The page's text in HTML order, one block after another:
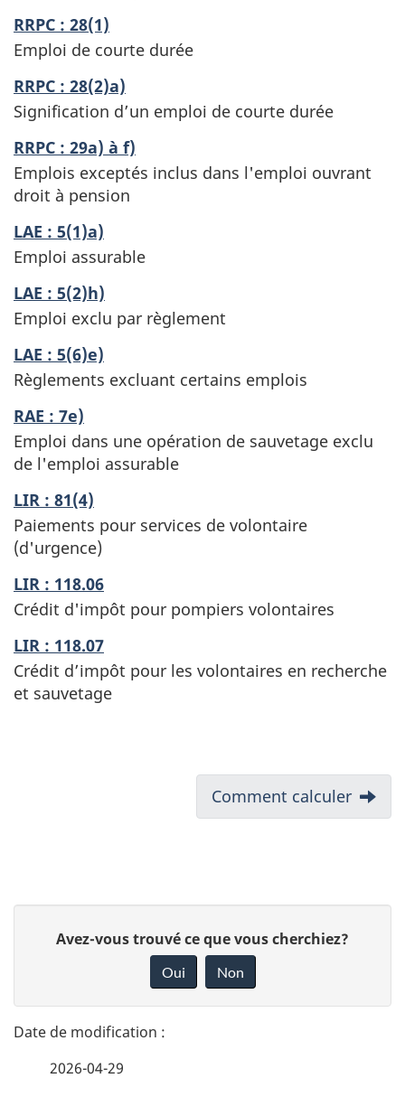
RRPC : 28(1)
Emploi de courte durée
RRPC : 28(2)a)
Signification d’un emploi de courte durée
RRPC : 29a) à f)
Emplois exceptés inclus dans l'emploi ouvrant
droit à pension
LAE : 5(1)a)
Emploi assurable
LAE : 5(2)h)
Emploi exclu par règlement
LAE : 5(6)e)
Règlements excluant certains emplois
RAE : 7e)
Emploi dans une opération de sauvetage exclu
de l'emploi assurable
LIR : 81(4)
Paiements pour services de volontaire
(d'urgence)
LIR : 118.06
Crédit d'impôt pour pompiers volontaires
LIR : 118.07
Crédit d’impôt pour les volontaires en recherche
et sauvetage
u
n
Next:
Comment calculer
t
a
n
Avez-vous trouvé ce que vous cherchiez?
Oui Non
2026-04-29